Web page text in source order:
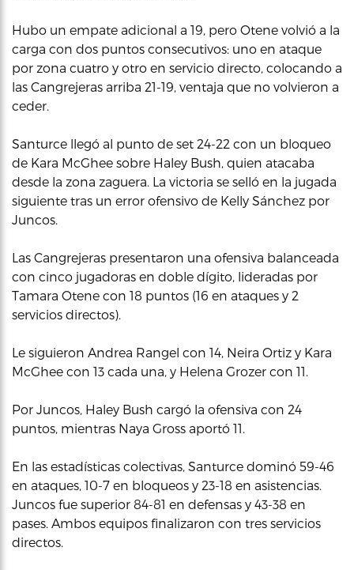
Hubo un empate adicional a 19, pero Otene volvió a la
carga con dos puntos consecutivos: uno en ataque
por zona cuatro y otro en servicio directo, colocando a
las Cangrejeras arriba 21-19, ventaja que no volvieron a
ceder.
Santurce llegó al punto de set 24-22 con un bloqueo
de Kara McGhee sobre Haley Bush, quien atacaba
desde la zona zaguera. La victoria se selló en la jugada
siguiente tras un error ofensivo de Kelly Sánchez por
Juncos.
Las Cangrejeras presentaron una ofensiva balanceada
con cinco jugadoras en doble dígito, lideradas por
Tamara Otene con 18 puntos (16 en ataques y 2
servicios directos).
Le siguieron Andrea Rangel con 14, Neira Ortiz y Kara
McGhee con 13 cada una, y Helena Grozer con 11.
Por Juncos, Haley Bush cargó la ofensiva con 24
puntos, mientras Naya Gross aportó 11.
En las estadísticas colectivas, Santurce dominó 59-46
en ataques, 10-7 en bloqueos y 23-18 en asistencias.
Juncos fue superior 84-81 en defensas y 43-38 en
pases. Ambos equipos finalizaron con tres servicios
directos.